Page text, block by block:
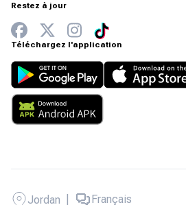
Restez à jour
Téléchargez l'application
Jordan Français